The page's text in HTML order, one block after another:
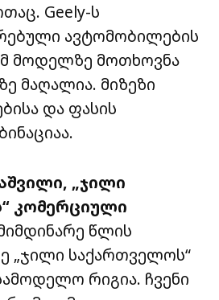
Geely-ს
ავტომობილების
მოდელზე მოთხოვნა
მაღალია. მიზეზი
და ფასის
„ჯილი
კომერციული
წლის
„ჯილი საქართველოს“
რიგია. ჩვენი